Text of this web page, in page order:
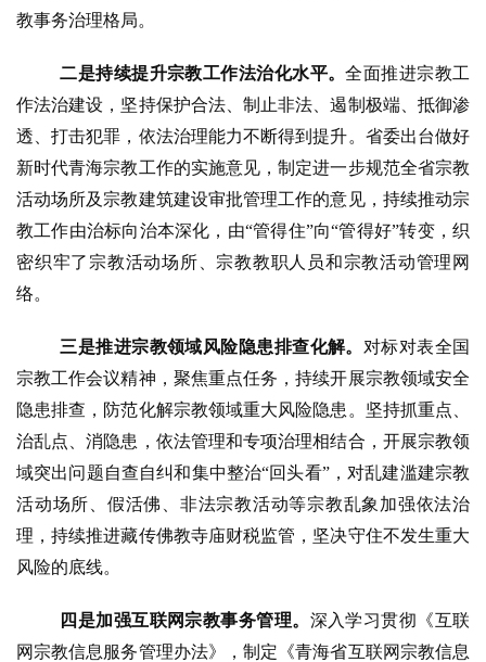
资
讯
八
点
僧
音
教事务治理格局。
二是持续提升宗教工作法治化水平。全面推进宗教工
作法治建设，坚持保护合法、制止非法、遏制极端、抵御渗
透、打击犯罪，依法治理能力不断得到提升。省委出台做好
新时代青海宗教工作的实施意见，制定进一步规范全省宗教
活动场所及宗教建筑建设审批管理工作的意见，持续推动宗
教工作由治标向治本深化，由“管得住”向“管得好”转变，织
密织牢了宗教活动场所、宗教教职人员和宗教活动管理网
络。
三是推进宗教领域风险隐患排查化解。 对标对表全国
宗教工作会议精神，聚焦重点任务，持续开展宗教领域安全
隐患排查，防范化解宗教领域重大风险隐患。坚持抓重点、
治乱点、消隐患，依法管理和专项治理相结合，开展宗教领
域突出问题自查自纠和集中整治“回头看”，对乱建滥建宗教
活动场所、假活佛、非法宗教活动等宗教乱象加强依法治
理，持续推进藏传佛教寺庙财税监管，坚决守住不发生重大
风险的底线。
四是加强互联网宗教事务管理。 深入学习贯彻《互联
网宗教信息服务管理办法》，制定《青海省互联网宗教信息